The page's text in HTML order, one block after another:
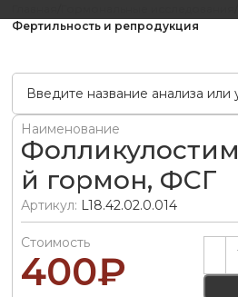
Фертильность и репродукция
Наименование
й гормон, ФСГ
Артикул: L18.42.02.0.014
Стоимость
400₽